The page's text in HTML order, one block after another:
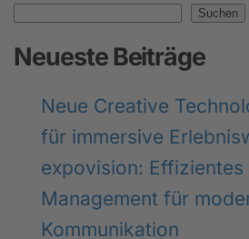
Suchen
Neueste Beiträge
Neue Creative
für immersive
expovision: Effizientes
Management für
Kommunikation